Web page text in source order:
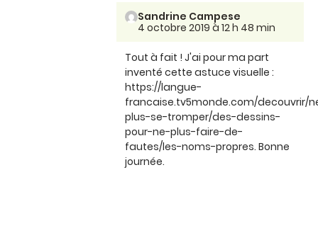
Sandrine Campese
4 octobre 2019 à 12 h 48 min
Tout à fait ! J'ai pour ma part
inventé cette astuce visuelle :
https://langue-
francaise.tv5monde.com/decouvrir/
plus-se-tromper/des-dessins-
pour-ne-plus-faire-de-
fautes/les-noms-propres. Bonne
journée.